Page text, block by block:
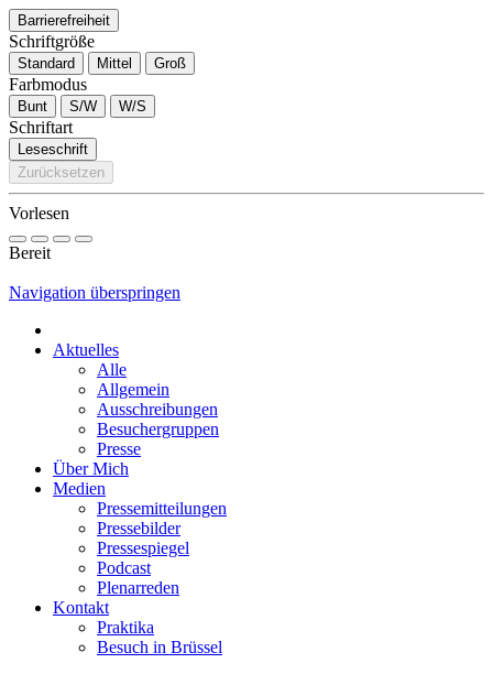
Barrierefreiheit
Schriftgröße
Standard Mittel Groß
Farbmodus
Bunt S/W W/S
Schriftart
Leseschrift
Zurücksetzen
Vorlesen
Bereit
Navigation überspringen
Aktuelles
Alle
Allgemein
Ausschreibungen
Besuchergruppen
Presse
Über Mich
Medien
Pressemitteilungen
Pressebilder
Pressespiegel
Podcast
Plenarreden
Kontakt
Praktika
Besuch in Brüssel